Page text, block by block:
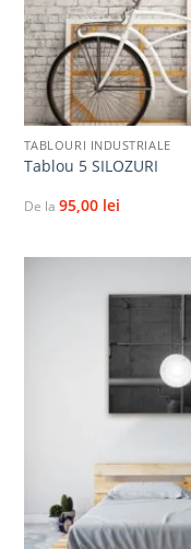
+
TABLOURI INDUSTRIALE
Tablou 5 SILOZURI
De la 95,00 lei